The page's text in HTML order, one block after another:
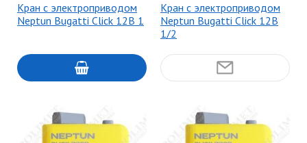
Кран с электроприводом
Neptun Bugatti Click 12В 1
Кран с электроприводом
Neptun Bugatti Click 12В
1/2